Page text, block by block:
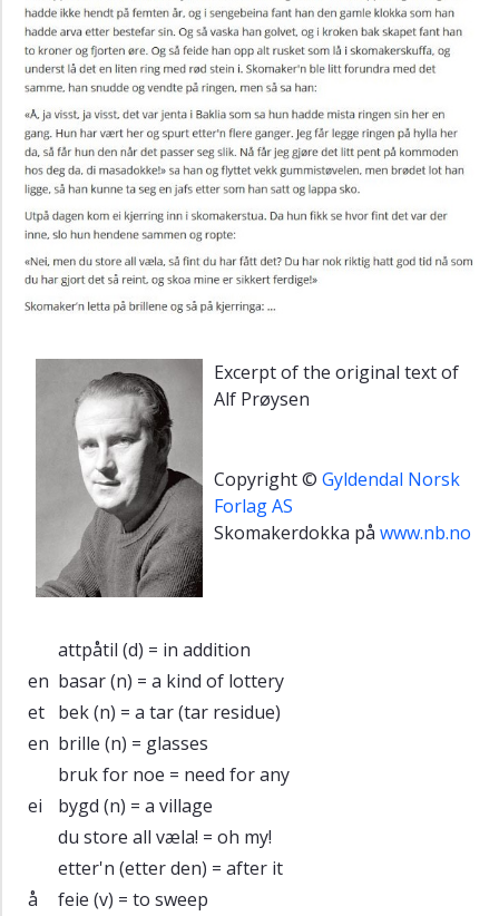
Excerpt of the original text of
Alf Prøysen
Copyright © Gyldendal Norsk
Forlag AS
Skomakerdokka på www.nb.no
attpåtil (d) = in addition
en basar(n) = a kind of lottery
et bek(n) = a tar (tar residue)
en brille (n) = glasses
bruk for noe = need for any
ei
bygd (n) = a village
du store all væla! = oh my!
etter'n (etter den) = after it
å
feie (v) = to sweep